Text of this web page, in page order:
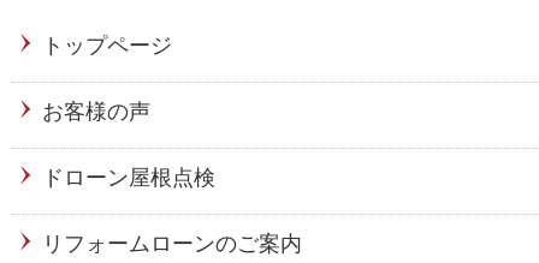
トップページ
お客様の声
ドローン屋根点検
リフォームローンのご案内